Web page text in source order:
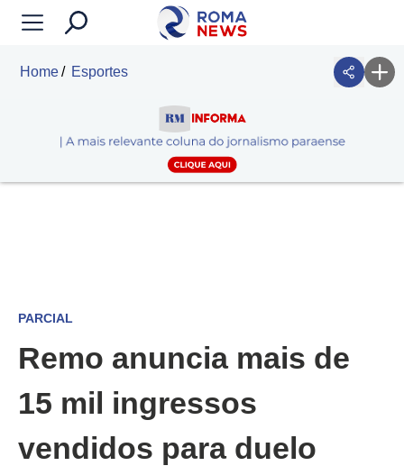
Home Esportes
PARCIAL
Remo anuncia mais de
15 mil ingressos
vendidos para duelo